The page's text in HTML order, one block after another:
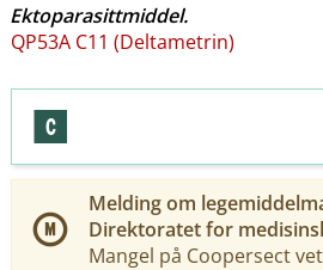
Ektoparasittmiddel.
QP53A C11 (Deltametrin)
Melding om
Direktoratet for
Mangel på Coopersect vet